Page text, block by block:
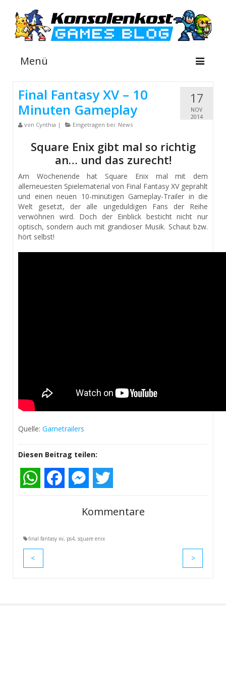
Menü
NEWS
INFOS
GUIDES
Suche
nach:
17
NOV
2014
Final Fantasy XV – 10
Minuten Gameplay
von Cynthia | Eingetragen bei: News
Square Enix gibt mal so richtig
an… und das zurecht!
Am Wochenende hat Square Enix mal mit dem
allerneuesten Spielematerial von Final Fantasy XV geprahlt
und einen neuen 10-minütigen Gameplay-Trailer in die
Welt gesetzt, der alle ungeduldigen Fans der Reihe
verwöhnen wird. Doch der Einblick besticht nicht nur
optisch, sondern auch mit grandioser Musik. Schaut bzw.
hört selbst!
Quelle: Gametrailers
Diesen Beitrag teilen:
WhatsAppFacebookMessenger
Kommentare
final fantasy xv, ps4, square enix
< >